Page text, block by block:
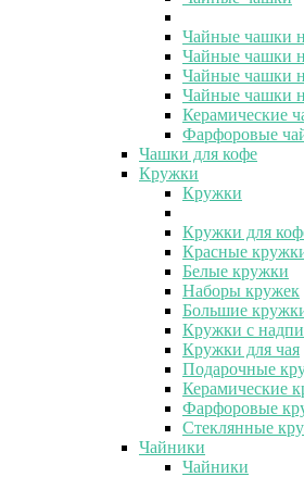
Чайные чашки
Чайные чашки
Чайные чашки
Чайные чашки
Керамические
Фарфоровые
Чашки для кофе
Кружки
Кружки
Кружки для
Красные
Белые кружки
Наборы кружек
Большие
Кружки с
Кружки для чая
Подарочные
Керамические
Фарфоровые
Стеклянные
Чайники
Чайники